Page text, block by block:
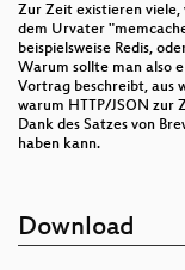
Zur Zeit existieren
dem Urvater
beispielsweise Redis,
Warum sollte man also
Vortrag beschreibt, aus
warum HTTP/JSON zur
Dank des Satzes von
haben kann.
Download